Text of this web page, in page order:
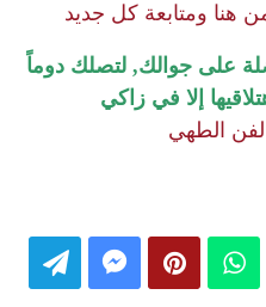
هنا ومتابعة كل جديد
على جوالك, لتصلك دوماً
إلا في زاكي
الطهي